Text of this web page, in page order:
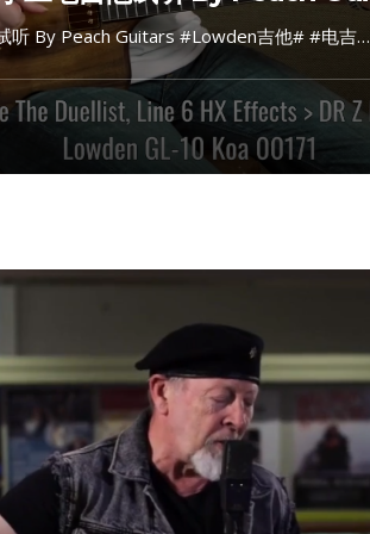
听 By Peach Guitars #Lowden吉他# #电吉…